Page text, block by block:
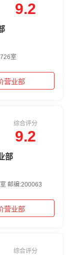
9.2
室
营业部
综合评分
9.2
部
邮编:200063
营业部
综合评分